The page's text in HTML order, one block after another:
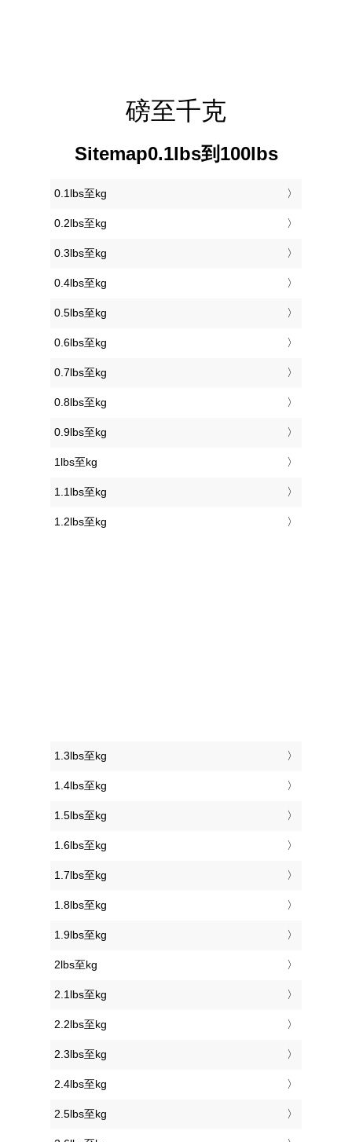
磅至千克
Sitemap0.1lbs到100lbs
0.1lbs至kg
0.2lbs至kg
0.3lbs至kg
0.4lbs至kg
0.5lbs至kg
0.6lbs至kg
0.7lbs至kg
0.8lbs至kg
0.9lbs至kg
1lbs至kg
1.1lbs至kg
1.2lbs至kg
1.3lbs至kg
1.4lbs至kg
1.5lbs至kg
1.6lbs至kg
1.7lbs至kg
1.8lbs至kg
1.9lbs至kg
2lbs至kg
2.1lbs至kg
2.2lbs至kg
2.3lbs至kg
2.4lbs至kg
2.5lbs至kg